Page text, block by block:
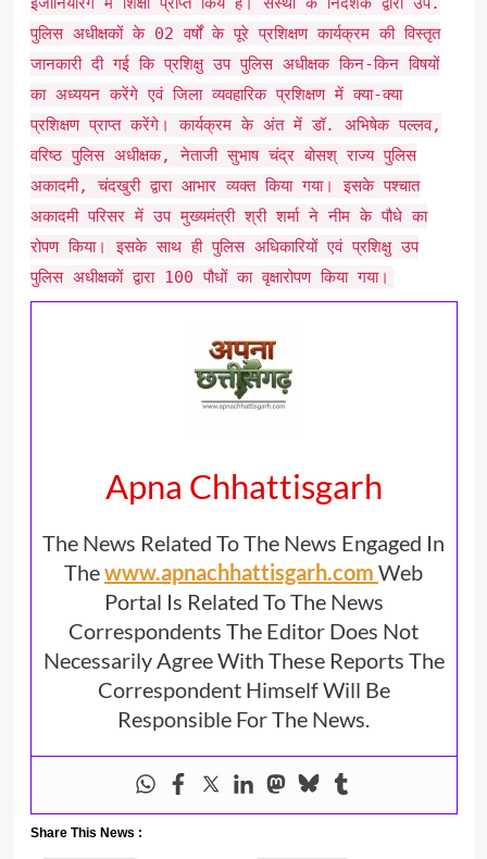
पुलिस अधीक्षकों के 02 वर्षों के पूरे प्रशिक्षण कार्यक्रम की विस्तृत
जानकारी दी गई कि प्रशिक्षु उप पुलिस अधीक्षक किन-किन विषयों
का अध्ययन करेंगे एवं जिला व्यवहारिक प्रशिक्षण में क्या-क्या
प्रशिक्षण प्राप्त करेंगे। कार्यक्रम के अंत में डॉ. अभिषेक पल्लव,
वरिष्ठ पुलिस अधीक्षक, नेताजी सुभाष चंद्र बोसश् राज्य पुलिस
अकादमी, चंदखुरी द्वारा आभार व्यक्त किया गया। इसके पश्चात
अकादमी परिसर में उप मुख्यमंत्री श्री शर्मा ने नीम के पौधे का
रोपण किया। इसके साथ ही पुलिस अधिकारियों एवं प्रशिक्षु उप
पुलिस अधीक्षकों द्वारा 100 पौधों का वृक्षारोपण किया गया।
Apna Chhattisgarh
The News Related To The News Engaged In
Thewww.apnachhattisgarh.com Web
Portal Is Related To The News
Correspondents The Editor Does Not
Necessarily Agree With These Reports The
Correspondent Himself Will Be
Responsible For The News.
Share This News :